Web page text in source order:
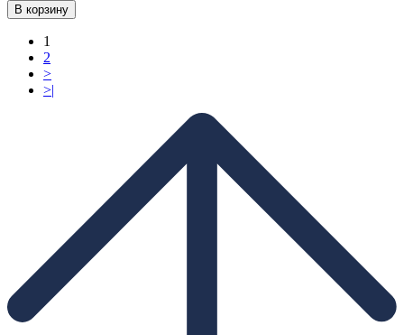
В корзину
1
2
>
>|